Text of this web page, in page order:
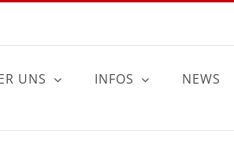
UNS INFOS NEWS